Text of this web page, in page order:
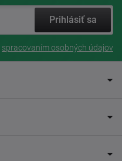
Prihlásiť sa
spracovaním osobných údajov